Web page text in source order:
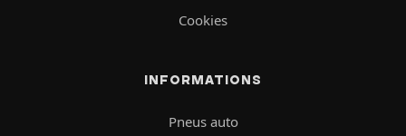
Cookies
INFORMATIONS
Pneus auto